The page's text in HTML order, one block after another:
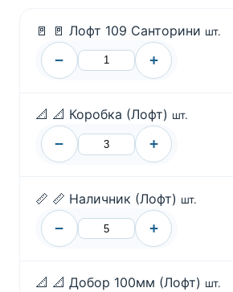
🚪 🚪 Лофт 109 Санторини шт.
− +
📐 📐 Коробка (Лофт) шт.
− +
📏 📏 Наличник (Лофт) шт.
− +
📐 📐 Добор 100мм (Лофт) шт.